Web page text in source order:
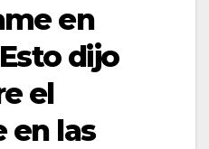
en
dijo
el
en las